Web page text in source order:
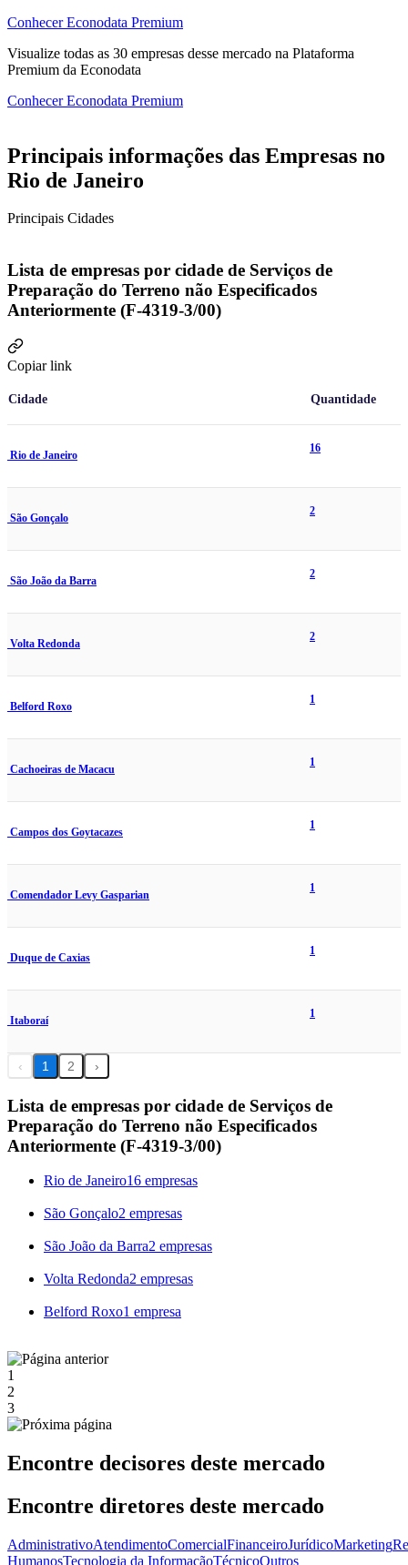
Conhecer Econodata Premium
Visualize todas as 30 empresas desse mercado na Plataforma
Premium da Econodata
Conhecer Econodata Premium
Principais informações das Empresas no
Rio de Janeiro
Principais Cidades
Lista de empresas por cidade de Serviços de
Preparação do Terreno não Especificados
Anteriormente (F-4319-3/00)
Copiar link
Cidade Quantidade
Rio de Janeiro
16
São Gonçalo
2
São João da Barra
2
Volta Redonda
2
Belford Roxo
1
Cachoeiras de Macacu
1
Campos dos Goytacazes
1
Comendador Levy Gasparian
1
Duque de Caxias
1
Itaboraí
1
‹ 1 2 ›
Lista de empresas por cidade de Serviços de
Preparação do Terreno não Especificados
Anteriormente (F-4319-3/00)
Rio de Janeiro16 empresas
São Gonçalo2 empresas
São João da Barra2 empresas
Volta Redonda2 empresas
Belford Roxo1 empresa
1
2
3
Encontre decisores deste mercado
Encontre diretores deste mercado
AdministrativoAtendimentoComercialFinanceiroJurídicoMarketing
HumanosTecnologia da InformaçãoTécnicoOutros